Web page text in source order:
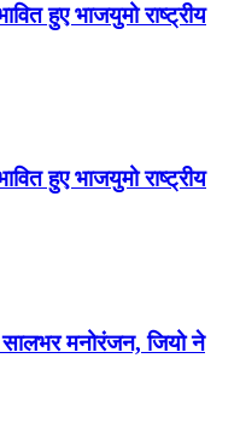
हुए भाजयुमो राष्ट्रीय
हुए भाजयुमो राष्ट्रीय
मनोरंजन, जियो ने